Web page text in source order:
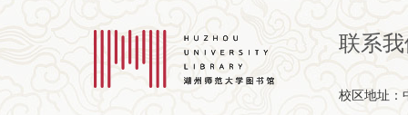
联系
校区地址：